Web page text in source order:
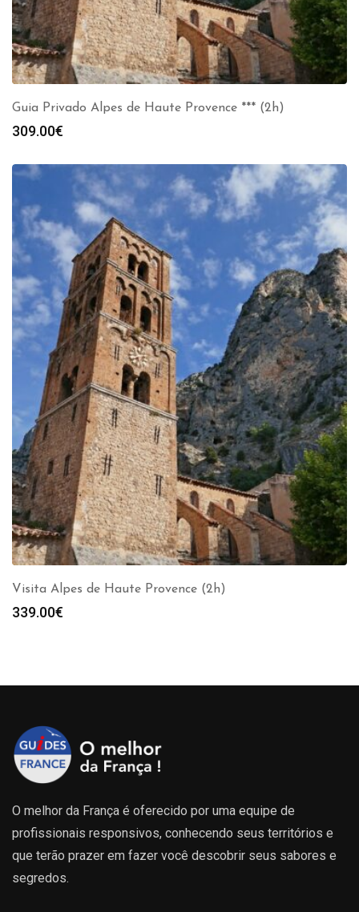
Guia Privado Alpes de Haute Provence *** (2h)
309.00€
Visita Alpes de Haute Provence (2h)
339.00€
O melhor da França é oferecido por uma equipe de
profissionais responsivos, conhecendo seus territórios e
que terão prazer em fazer você descobrir seus sabores e
segredos.